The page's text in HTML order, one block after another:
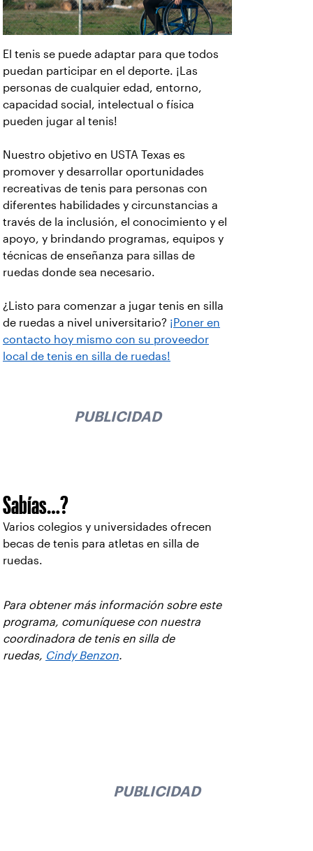
El tenis se puede adaptar para que todos
puedan participar en el deporte. ¡Las
personas de cualquier edad, entorno,
capacidad social, intelectual o física
pueden jugar al tenis!
Nuestro objetivo en USTA Texas es
promover y desarrollar oportunidades
recreativas de tenis para personas con
diferentes habilidades y circunstancias a
través de la inclusión, el conocimiento y el
apoyo, y brindando programas, equipos y
técnicas de enseñanza para sillas de
ruedas donde sea necesario.
¿Listo para comenzar a jugar tenis en silla
de ruedas a nivel universitario? ¡Poner en
contacto hoy mismo con su proveedor
local de tenis en silla de ruedas!
PUBLICIDAD
Sabías…?
Varios colegios y universidades ofrecen
becas de tenis para atletas en silla de
ruedas.
Para obtener más información sobre este
programa, comuníquese con nuestra
coordinadora de tenis en silla de
ruedas, Cindy Benzon.
PUBLICIDAD